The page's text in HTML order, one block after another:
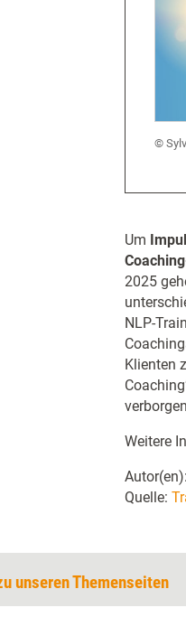
Um
2025
NLP-
Klienten
Weitere
Quelle:
unseren Themenseiten